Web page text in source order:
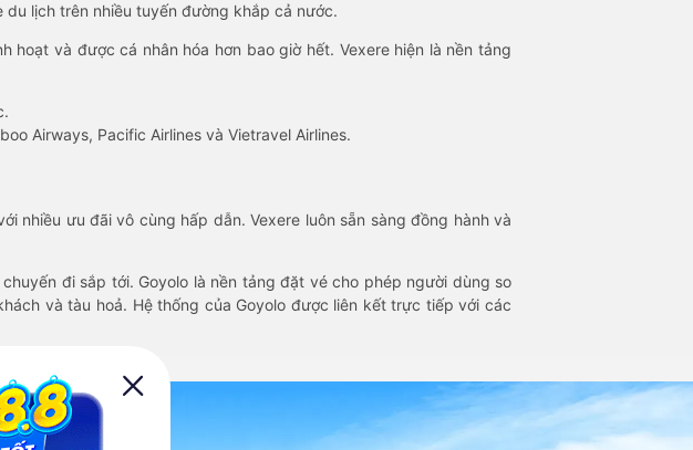
lịch trên nhiều tuyến đường khắp cả nước.
hoạt và được cá nhân hóa hơn bao giờ hết. Vexere hiện là nền tảng
Airways, Pacific Airlines và Vietravel Airlines.
nhiều ưu đãi vô cùng hấp dẫn. Vexere luôn sẵn sàng đồng hành và
chuyến đi sắp tới. Goyolo là nền tảng đặt vé cho phép người dùng so
và tàu hoả. Hệ thống của Goyolo được liên kết trực tiếp với các